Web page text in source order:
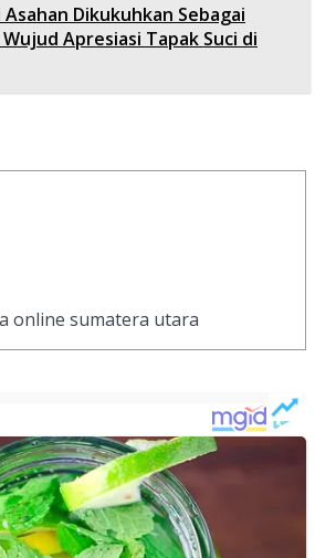
Dikukuhkan Sebagai
Apresiasi Tapak Suci di
online sumatera utara